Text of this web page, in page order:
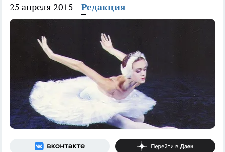
25 апреля 2015 Редакция